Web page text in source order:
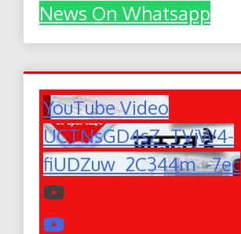
News On Whatsapp
YouTube Video
UCTNsGD4sZ_TVjW4-
fiUDZuw_2C344m_-7ec